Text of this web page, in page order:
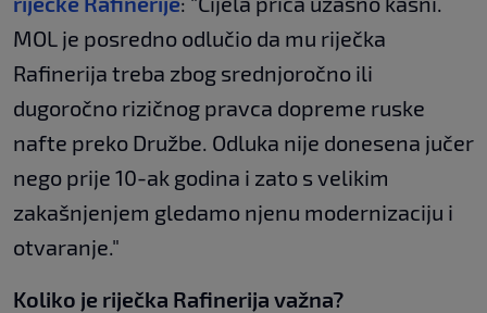
MOL je posredno odlučio da mu riječka
Rafinerija treba zbog srednjoročno ili
dugoročno rizičnog pravca dopreme ruske
nafte preko Družbe. Odluka nije donesena jučer
nego prije 10-ak godina i zato s velikim
zakašnjenjem gledamo njenu modernizaciju i
otvaranje."
Koliko je riječka Rafinerija važna?